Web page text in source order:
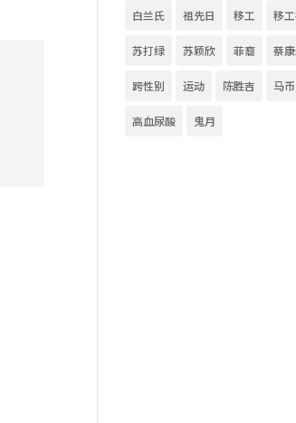
白兰氏 祖先日 移工 移
苏打绿 苏颖欣 菲裔 蔡
跨性别 运动 陈胜吉 马
高血尿酸 鬼月